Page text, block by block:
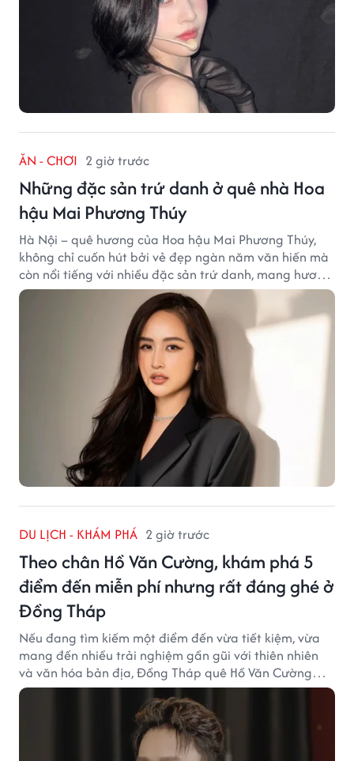
ĂN - CHƠI 2 giờ trước
Những đặc sản trứ danh ở quê nhà Hoa
hậu Mai Phương Thúy
Hà Nội – quê hương của Hoa hậu Mai Phương Thúy,
không chỉ cuốn hút bởi vẻ đẹp ngàn năm văn hiến mà
còn nổi tiếng với nhiều đặc sản trứ danh, mang hương
vị tinh tế và đậm đà bản sắc đất kinh kỳ.
DU LỊCH - KHÁM PHÁ 2 giờ trước
Theo chân Hồ Văn Cường, khám phá 5
điểm đến miễn phí nhưng rất đáng ghé ở
Đồng Tháp
Nếu đang tìm kiếm một điểm đến vừa tiết kiệm, vừa
mang đến nhiều trải nghiệm gần gũi với thiên nhiên
và văn hóa bản địa, Đồng Tháp quê Hồ Văn Cường
chắc chắn là lựa chọn đáng cân nhắc.